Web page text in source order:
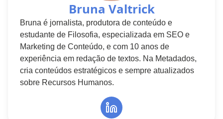
Bruna Valtrick
Bruna é jornalista, produtora de conteúdo e
estudante de Filosofia, especializada em SEO e
Marketing de Conteúdo, e com 10 anos de
experiência em redação de textos. Na Metadados,
cria conteúdos estratégicos e sempre atualizados
sobre Recursos Humanos.